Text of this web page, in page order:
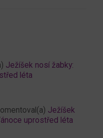
Ježíšek nosí žabky:
léta
Ježíšek
uprostřed léta